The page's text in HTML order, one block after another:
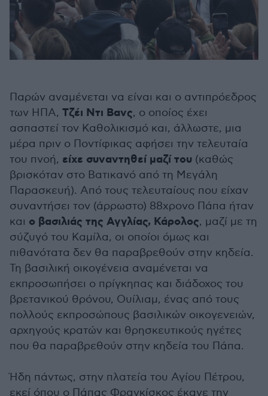
Παρών αναμένεται να είναι και ο αντιπρόεδρος
των ΗΠΑ, Τζέι Ντι Βανς, ο οποίος έχει
ασπαστεί τον Καθολικισμό και, άλλωστε, μια
μέρα πριν ο Ποντίφικας αφήσει την τελευταία
του πνοή, είχε συναντηθεί μαζί του (καθώς
βρισκόταν στο Βατικανό από τη Μεγάλη
Παρασκευή). Από τους τελευταίους που είχαν
συναντήσει τον (άρρωστο) 88χρονο Πάπα ήταν
και ο βασιλιάς της Αγγλίας, Κάρολος, μαζί με τη
σύζυγό του Καμίλα, οι οποίοι όμως και
πιθανότατα δεν θα παραβρεθούν στην κηδεία.
Τη βασιλική οικογένεια αναμένεται να
εκπροσωπήσει ο πρίγκηπας και διάδοχος του
βρετανικού θρόνου, Ουίλιαμ, ένας από τους
πολλούς εκπροσώπους βασιλικών οικογενειών,
αρχηγούς κρατών και θρησκευτικούς ηγέτες
που θα παραβρεθούν στην κηδεία του Πάπα.
Ήδη πάντως, στην πλατεία του Αγίου Πέτρου,
εκεί όπου ο Πάπας Φραγκίσκος έκανε την